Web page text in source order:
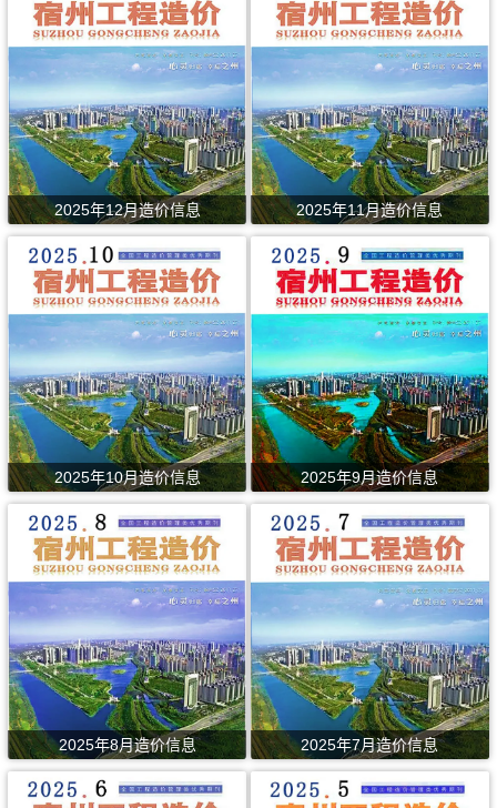
2025年12月造价信息 2025年11月造价信息
2025年10月造价信息 2025年9月造价信息
2025年8月造价信息 2025年7月造价信息